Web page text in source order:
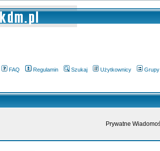
FAQ Regulamin Szukaj Użytkownicy Grupy
Prywatne